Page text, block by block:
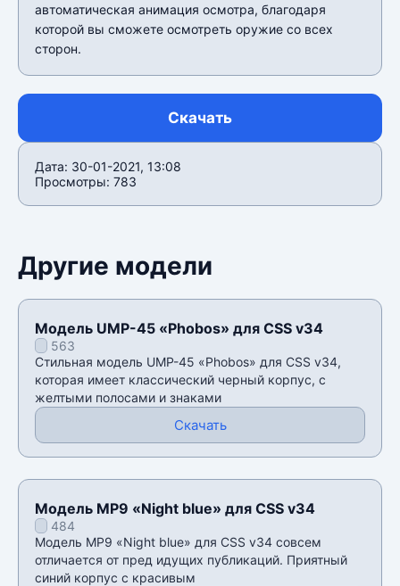
автоматическая анимация осмотра, благодаря
которой вы сможете осмотреть оружие со всех
сторон.
Скачать
Дата: 30-01-2021, 13:08
Просмотры: 783
Другие модели
Модель UMP-45 «Phobos» для CSS v34
563
Стильная модель UMP-45 «Phobos» для CSS v34,
которая имеет классический черный корпус, с
желтыми полосами и знаками
Скачать
Модель MP9 «Night blue» для CSS v34
484
Модель MP9 «Night blue» для CSS v34 совсем
отличается от пред идущих публикаций. Приятный
синий корпус с красивым